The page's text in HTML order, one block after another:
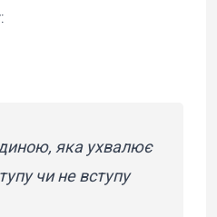
яка ухвалює
чи не вступу